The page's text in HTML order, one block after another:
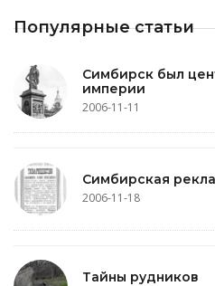
Популярные статьи
Симбирск был
империи
2006-11-11
Симбирская
2006-11-18
Тайны рудников